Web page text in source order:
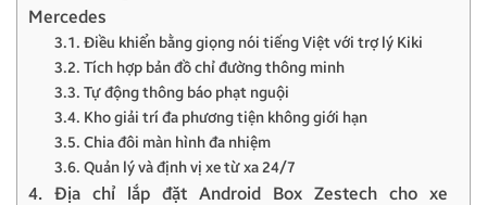
Mercedes
3.1. Điều khiển bằng giọng nói tiếng Việt với trợ lý Kiki
3.2. Tích hợp bản đồ chỉ đường thông minh
3.3. Tự động thông báo phạt nguội
3.4. Kho giải trí đa phương tiện không giới hạn
3.5. Chia đôi màn hình đa nhiệm
3.6. Quản lý và định vị xe từ xa 24/7
4. Địa chỉ lắp đặt Android Box Zestech cho xe